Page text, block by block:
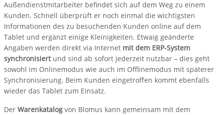
Außendienstmitarbeiter befindet sich auf dem Weg zu einem
Kunden. Schnell überprüft er noch einmal die wichtigsten
Informationen des zu besuchenden Kunden online auf dem
Tablet und ergänzt einige Kleinigkeiten. Etwaig geänderte
Angaben werden direkt via Internet mit dem ERP-System
synchronisiertund sind ab sofort jederzeit nutzbar – dies geht
sowohl im Onlinemodus wie auch im Offlinemodus mit späterer
Synchronisierung. Beim Kunden eingetroffen kommt ebenfalls
wieder das Tablet zum Einsatz.
Der Warenkatalog von Blomus kann gemeinsam mit dem